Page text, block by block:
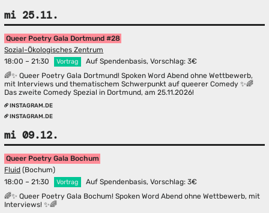
mi 25.11.
Queer Poetry Gala Dortmund #28
Sozial-Ökologisches Zentrum
18:00 – 21:30
Vortrag
Auf Spendenbasis, Vorschlag: 3€
🌈✨ Queer Poetry Gala Dortmund! Spoken Word Abend ohne Wettbewerb,
mit Interviews und thematischem Schwerpunkt auf queerer Comedy ✨🌈
Das zweite Comedy Spezial in Dortmund, am 25.11.2026!
INSTAGRAM.DE
INSTAGRAM.DE
mi 09.12.
Queer Poetry Gala Bochum
Fluid (Bochum)
18:00 – 21:30
Vortrag
Auf Spendenbasis, Vorschlag: 3€
🌈✨ Queer Poetry Gala Bochum! Spoken Word Abend ohne Wettbewerb, mit
Interviews! ✨🌈